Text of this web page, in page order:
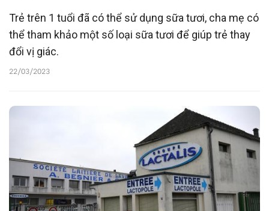
Trẻ trên 1 tuổi đã có thể sử dụng sữa tươi, cha mẹ có
thể tham khảo một số loại sữa tươi để giúp trẻ thay
đổi vị giác.
22/03/2023